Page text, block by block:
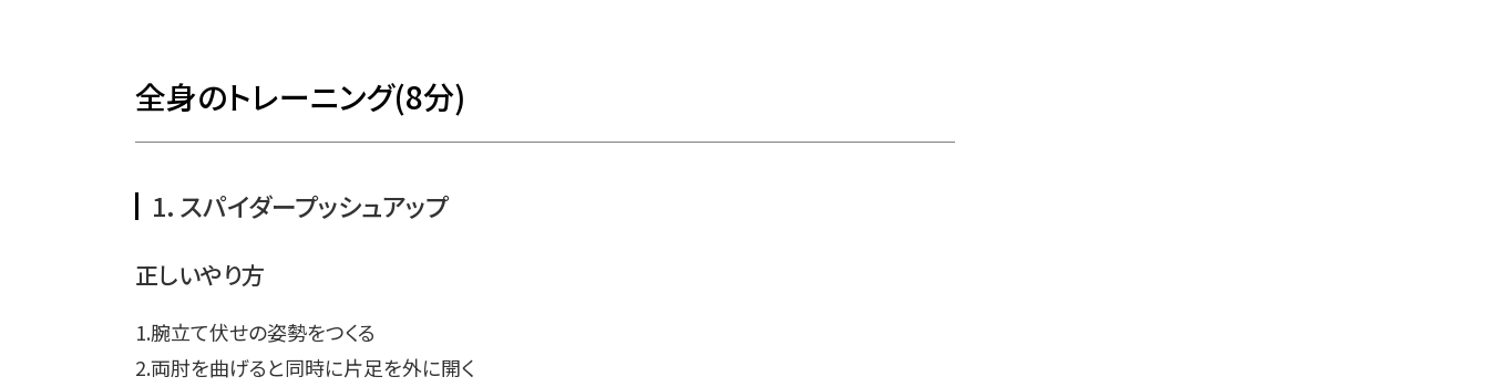
全身のトレーニング(8分)
1．スパイダープッシュアップ
正しいやり方
1.腕立て伏せの姿勢をつくる
2.両肘を曲げると同時に片足を外に開く